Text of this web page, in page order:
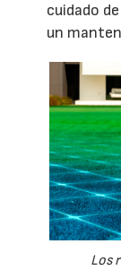
cuidado
un
Los